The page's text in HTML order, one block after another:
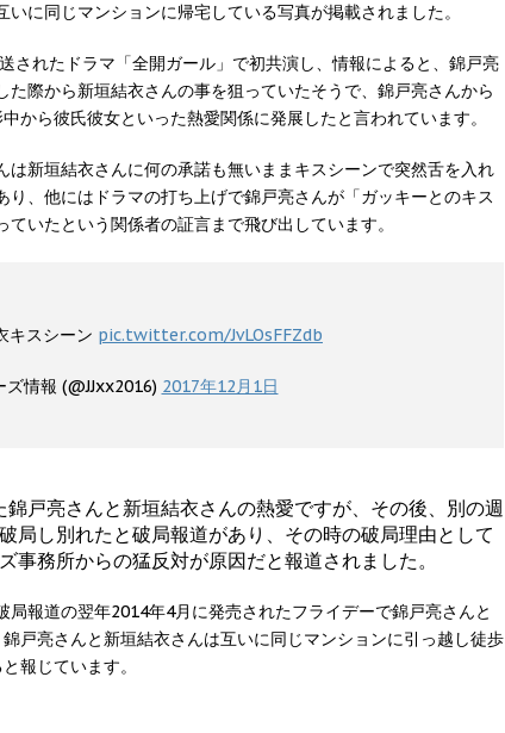
に同じマンションに帰宅している写真が掲載されました。
されたドラマ「全開ガール」で初共演し、情報によると、錦戸亮
際から新垣結衣さんの事を狙っていたそうで、錦戸亮さんから
から彼氏彼女といった熱愛関係に発展したと言われています。
新垣結衣さんに何の承諾も無いままキスシーンで突然舌を入れ
、他にはドラマの打ち上げで錦戸亮さんが「ガッキーとのキス
いたという関係者の証言まで飛び出しています。
キスシーン pic.twitter.com/JvLOsFFZdb
情報 (@JJxx2016) 2017年12月1日
戸亮さんと新垣結衣さんの熱愛ですが、その後、別の週
局し別れたと破局報道があり、その時の破局理由として
事務所からの猛反対が原因だと報道されました。
局報道の翌年2014年4月に発売されたフライデーで錦戸亮さんと
戸亮さんと新垣結衣さんは互いに同じマンションに引っ越し徒歩
報じています。